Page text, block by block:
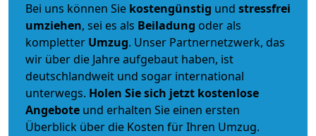
Bei uns können Sie kostengünstig und stressfrei
umziehen, sei es als Beiladung oder als
kompletter Umzug. Unser Partnernetzwerk, das
wir über die Jahre aufgebaut haben, ist
deutschlandweit und sogar international
unterwegs. Holen Sie sich jetzt kostenlose
Angebote und erhalten Sie einen ersten
Überblick über die Kosten für Ihren Umzug.